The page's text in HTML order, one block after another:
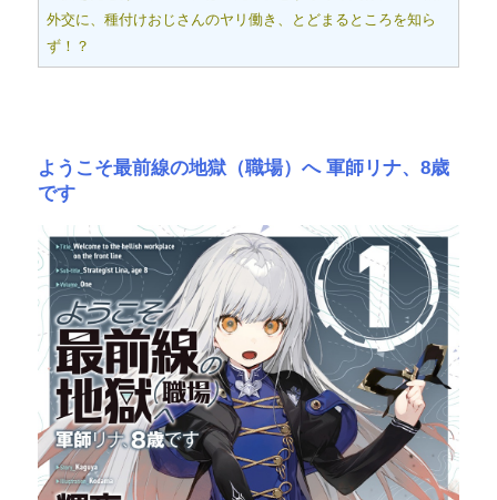
外交に、種付けおじさんのヤリ働き、とどまるところを知ら
ず！？
ようこそ最前線の地獄（職場）へ 軍師リナ、8歳
です